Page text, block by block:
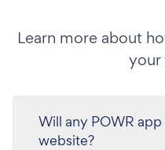
Learn more about
your
Will any POWR
website?